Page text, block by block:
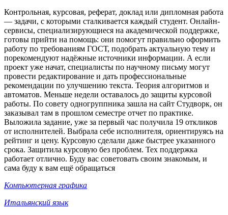
Контрольная, курсовая, реферат, доклад или дипломная работа
— задачи, с которыми сталкивается каждый студент. Онлайн-
сервисы, специализирующиеся на академической поддержке,
готовы прийти на помощь: они помогут правильно оформить
работу по требованиям ГОСТ, подобрать актуальную тему и
порекомендуют надёжные источники информации. А если
проект уже начат, специалисты по научному письму могут
провести редактирование и дать профессиональные
рекомендации по улучшению текста. Теория алгоритмов и
автоматов. Меньше недели оставалось до защиты курсовой
работы. По совету одногруппника зашла на сайт Студворк, он
заказывал там в прошлом семестре отчет по практике.
Выложила задание, уже за первый час получила 19 откликов
от исполнителей. Выбрала себе исполнителя, ориентируясь на
рейтинг и цену. Курсовую сделали даже быстрее указанного
срока. Защитила курсовую без проблем. Тех поддержка
работает отлично. Буду вас советовать своим знакомым, и
сама буду к вам ещё обращаться
Компьютерная графика
Итальянский язык